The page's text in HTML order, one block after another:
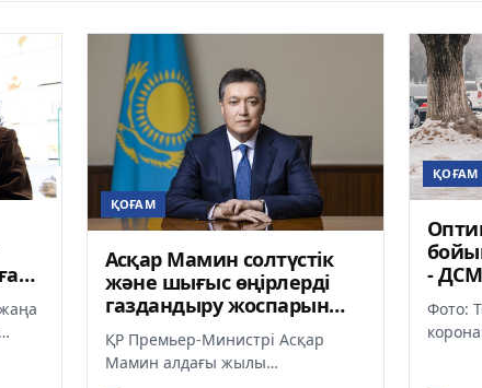
ҚОҒАМ
Асқар Мамин солтүстік
және шығыс өңірлерді
газдандыру жоспарын
әзірлеуді тапсырды
ҚР Премьер-Министрі Асқар
Мамин алдағы жылы
ҚОҒАМ
- ДСМ
Фото: